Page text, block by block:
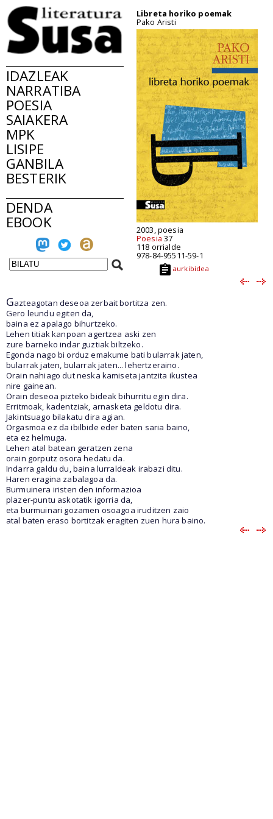
IDAZLEAK
NARRATIBA
POESIA
SAIAKERA
MPK
LISIPE
GANBILA
BESTERIK
DENDA
EBOOK
Libreta horiko poemak
Pako Aristi
2003, poesia
Poesia 37
118 orrialde
978-84-95511-59-1
aurkibidea
Gazteagotan deseoa zerbait bortitza zen.
Gero leundu egiten da,
baina ez apalago bihurtzeko.
Lehen titiak kanpoan agertzea aski zen
zure barneko indar guztiak biltzeko.
Egonda nago bi orduz emakume bati bularrak jaten,
bularrak jaten, bularrak jaten... lehertzeraino.
Orain nahiago dut neska kamiseta jantzita ikustea
nire gainean.
Orain deseoa pizteko bideak bihurritu egin dira.
Erritmoak, kadentziak, arnasketa geldotu dira.
Jakintsuago bilakatu dira agian.
Orgasmoa ez da ibilbide eder baten saria baino,
eta ez helmuga.
Lehen atal batean geratzen zena
orain gorputz osora hedatu da.
Indarra galdu du, baina lurraldeak irabazi ditu.
Haren eragina zabalagoa da.
Burmuinera iristen den informazioa
plazer-puntu askotatik igorria da,
eta burmuinari gozamen osoagoa iruditzen zaio
atal baten eraso bortitzak eragiten zuen hura baino.